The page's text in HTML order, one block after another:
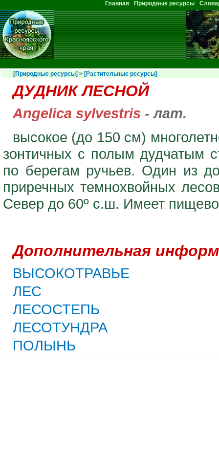
Главное меню
Главная Природные ресурсы
[Природные ресурсы] > [Растительные ресурсы]
ДУДНИК ЛЕСНОЙ
Angelica sylvestris - лат.
высокое (до 150 см)
зонтичных с полым дудчатым
по берегам ручьев. Один из
приречных темнохвойных
Север до 60º с.ш. Имеет
Дополнительная
ВЫСОКОТРАВЬЕ
ЛЕС
ЛЕСОСТЕПЬ
ЛЕСОТУНДРА
ПОЛЫНЬ